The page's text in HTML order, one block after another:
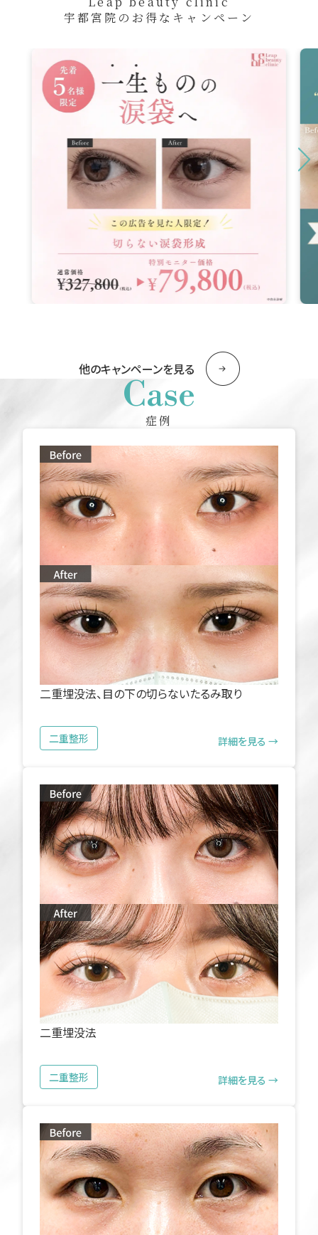
宇都宮院のお得なキャンペーン
他のキャンペーンを見る
Case
症例
二重埋没法、目の下の切らないたるみ取り
二重整形 詳細を見る →
二重埋没法
二重整形 詳細を見る →